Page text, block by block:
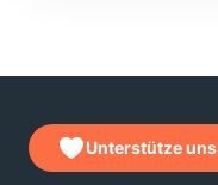
Unterstütze uns